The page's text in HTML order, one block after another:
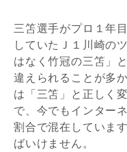
三笘選手がプロ１年
していたＪ１川崎の
はなく竹冠の三笘」
違えられることが多
は「三笘」と正しく
で、今でもインター
割合で混在していま
ばいけません。